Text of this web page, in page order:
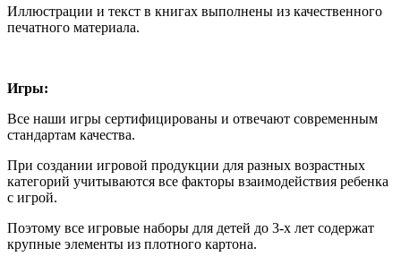
Иллюстрации и текст в книгах выполнены из качественного
печатного материала.
Игры:
Все наши игры сертифицированы и отвечают современным
стандартам качества.
При создании игровой продукции для разных возрастных
категорий учитываются все факторы взаимодействия ребенка
с игрой.
Поэтому все игровые наборы для детей до 3-х лет содержат
крупные элементы из плотного картона.